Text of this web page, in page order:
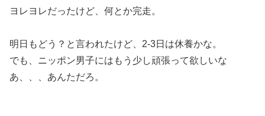
ヨレヨレだったけど、何とか完走。
明日もどう？と言われたけど、2-3日は休養かな。
でも、ニッポン男子にはもう少し頑張って欲しいな
あ、、、あんただろ。